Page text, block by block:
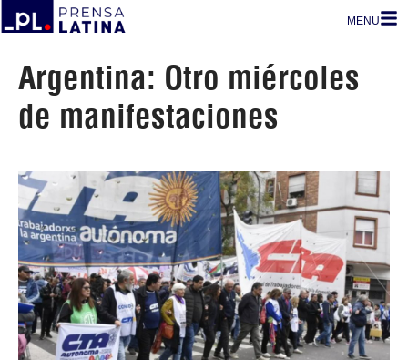
MENU
Argentina: Otro miércoles
de manifestaciones